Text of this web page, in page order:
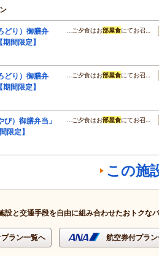
どり）御膳弁
間限定】
…ご夕食はお部屋食にてお召…
どり）御膳弁
間限定】
…ご夕食はお部屋食にてお召…
び）御膳弁当」
限定】
…ご夕食はお部屋食にてお召…
この施
設と交通手段を自由に組み合わせたおトクな
ラン一覧へ 航空券付プラ